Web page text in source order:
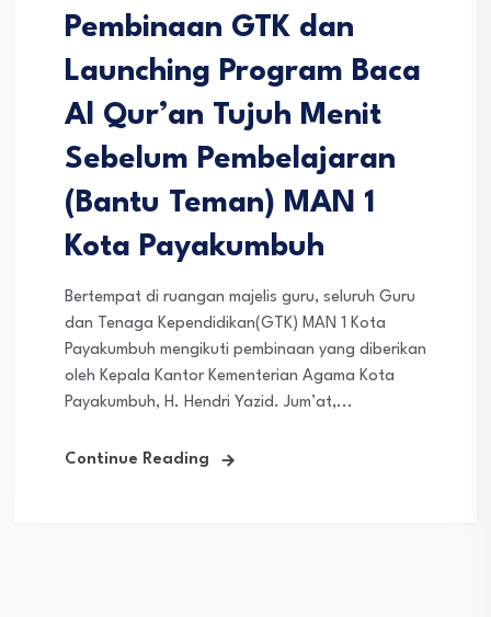
Pembinaan GTK dan
Launching Program Baca
Al Qur’an Tujuh Menit
Sebelum Pembelajaran
(Bantu Teman) MAN 1
Kota Payakumbuh
Bertempat di ruangan majelis guru, seluruh Guru
dan Tenaga Kependidikan(GTK) MAN 1 Kota
Payakumbuh mengikuti pembinaan yang diberikan
oleh Kepala Kantor Kementerian Agama Kota
Payakumbuh, H. Hendri Yazid. Jum’at,...
Continue Reading